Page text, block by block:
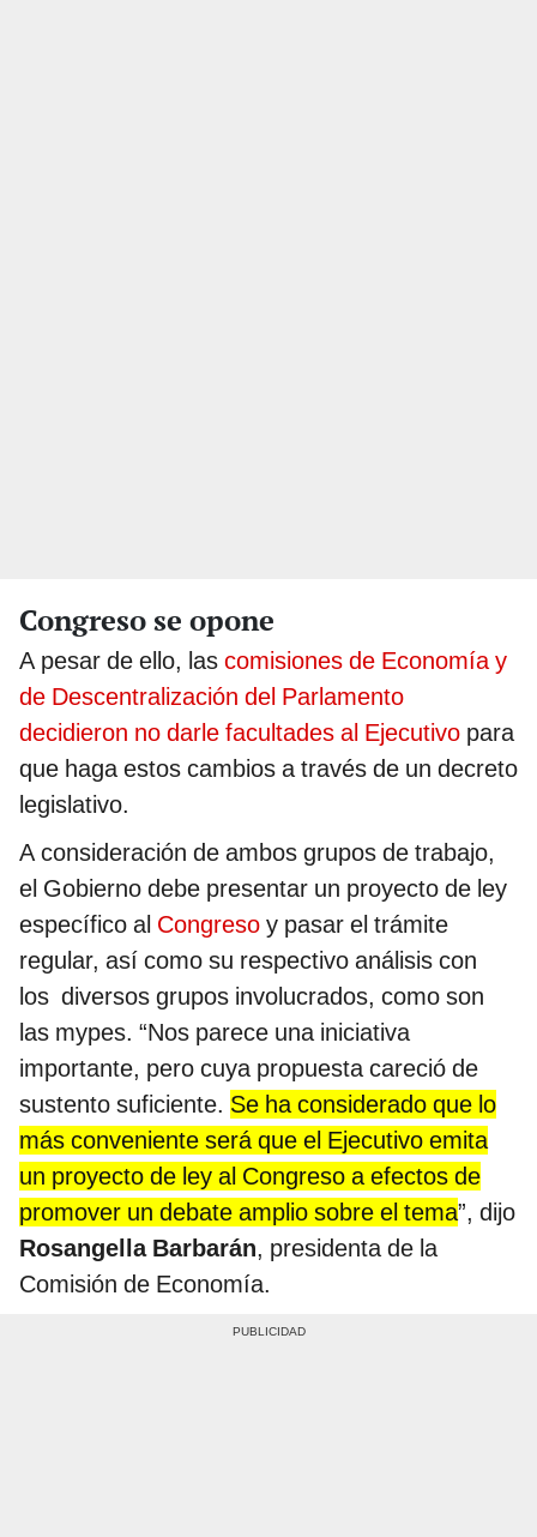
Congreso se opone
A pesar de ello, las comisiones de Economía y
de Descentralización del Parlamento
decidieron no darle facultades al Ejecutivo para
que haga estos cambios a través de un decreto
legislativo.
A consideración de ambos grupos de trabajo,
el Gobierno debe presentar un proyecto de ley
específico al Congreso y pasar el trámite
regular, así como su respectivo análisis con
los diversos grupos involucrados, como son
las mypes. “Nos parece una iniciativa
importante, pero cuya propuesta careció de
sustento suficiente. Se ha considerado que lo
más conveniente será que el Ejecutivo emita
un proyecto de ley al Congreso a efectos de
promover un debate amplio sobre el tema”, dijo
Rosangella Barbarán, presidenta de la
Comisión de Economía.